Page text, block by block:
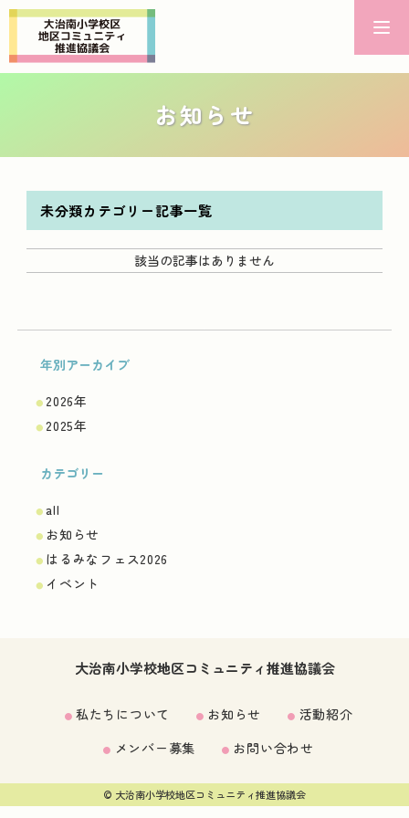
お知らせ
未分類カテゴリー記事一覧
該当の記事はありません
年別アーカイブ
2026年
2025年
カテゴリー
all
お知らせ
はるみなフェス2026
イベント
大治南小学校地区コミュニティ推進協議会
私たちについて お知らせ
活動紹介
メンバー募集
お問い合わせ
© 大治南小学校地区コミュニティ推進協議会